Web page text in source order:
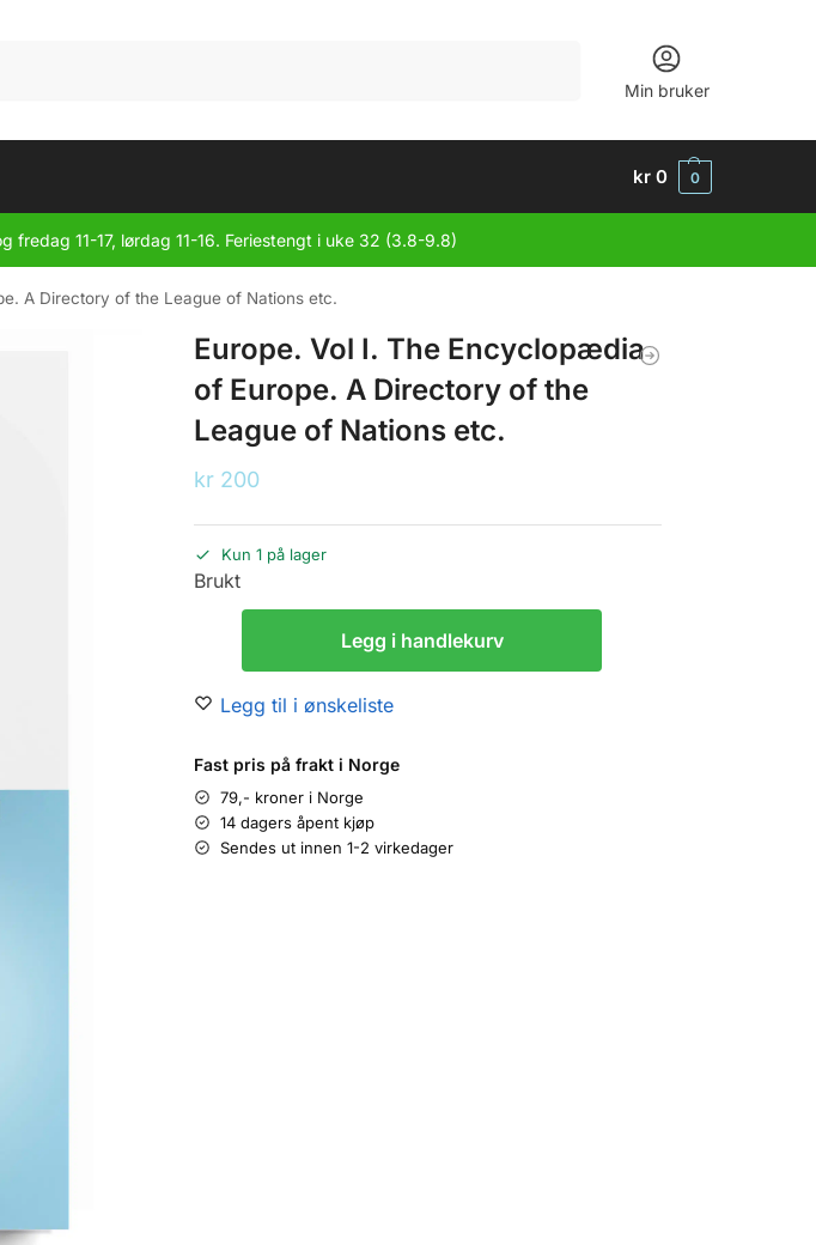
Min bruker
kr 0 0
11-17, lørdag 11-16. Feriestengt i uke 32 (3.8-9.8)
A Directory of the League of Nations etc.
Europe. Vol I. The Encyclopædia
of Europe. A Directory of the
League of Nations etc.
kr 200
Kun 1 på lager
Brukt
Legg i handlekurv
Legg til i ønskeliste
Fast pris på frakt i Norge
79,- kroner i Norge
14 dagers åpent kjøp
Sendes ut innen 1-2 virkedager